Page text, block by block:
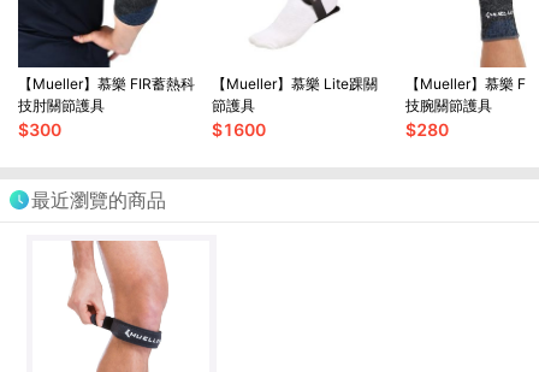
【Mueller】慕樂 FIR蓄熱科
技肘關節護具
$300
【Mueller】慕樂 Lite踝關
節護具
$1600
【Mueller】慕樂
技腕關節護具
$280
最近瀏覽的商品